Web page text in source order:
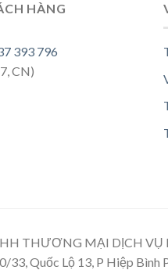
HÀNG
393 796
CN)
THƯƠNG MẠI DỊCH VỤ
33, Quốc Lộ 13, P Hiệp